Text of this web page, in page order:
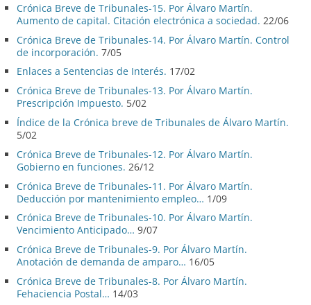
Crónica Breve de Tribunales-15. Por Álvaro Martín.
Aumento de capital. Citación electrónica a sociedad. 22/06
Crónica Breve de Tribunales-14. Por Álvaro Martín. Control
de incorporación. 7/05
Enlaces a Sentencias de Interés. 17/02
Crónica Breve de Tribunales-13. Por Álvaro Martín.
Prescripción Impuesto. 5/02
Índice de la Crónica breve de Tribunales de Álvaro Martín.
5/02
Crónica Breve de Tribunales-12. Por Álvaro Martín.
Gobierno en funciones. 26/12
Crónica Breve de Tribunales-11. Por Álvaro Martín.
Deducción por mantenimiento empleo… 1/09
Crónica Breve de Tribunales-10. Por Álvaro Martín.
Vencimiento Anticipado… 9/07
Crónica Breve de Tribunales-9. Por Álvaro Martín.
Anotación de demanda de amparo… 16/05
Crónica Breve de Tribunales-8. Por Álvaro Martín.
Fehaciencia Postal… 14/03